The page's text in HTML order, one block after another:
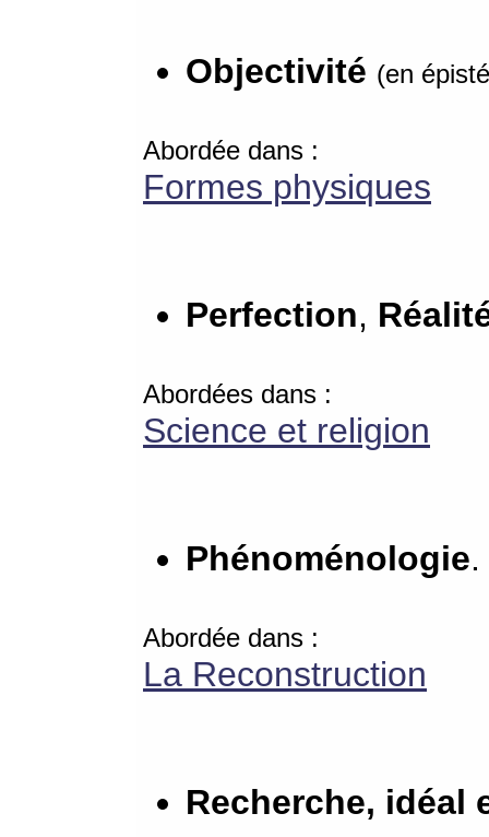
Objectivité (en
Abordée dans :
Formes physiques
Perfection,
Abordées dans :
Science et religion
Phénoménologie.
Abordée dans :
La Reconstruction
Recherche, idéal